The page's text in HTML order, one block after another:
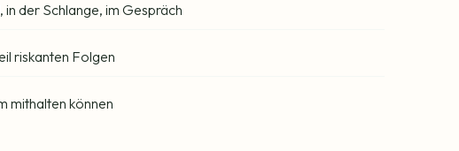
der Schlange, im Gespräch
riskanten Folgen
mithalten können